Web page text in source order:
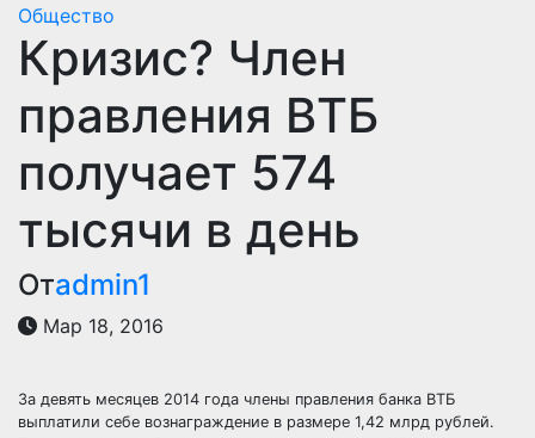
Общество
Кризис? Член
правления ВТБ
получает 574
тысячи в день
Отadmin1
Мар 18, 2016
За девять месяцев 2014 года члены правления банка ВТБ
выплатили себе вознаграждение в размере 1,42 млрд рублей.